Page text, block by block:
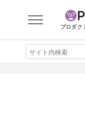
プロダク